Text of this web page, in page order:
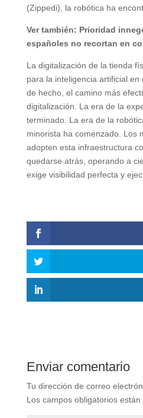
(Zippedi), la robótica ha
Ver también: Prioridad
españoles no recortan en
La digitalización de la tienda
para la inteligencia artificial en
de hecho, el camino más
digitalización. La era de la
terminado. La era de la
minorista ha comenzado. Los
adopten esta infraestructura
quedarse atrás, operando a
exige visibilidad perfecta y
Enviar comentario
Tu dirección de correo
Los campos obligatorios